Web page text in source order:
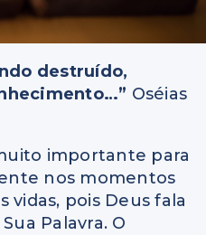
destruído,
Oséias
importante para
nos momentos
vidas, pois Deus fala
Palavra. O